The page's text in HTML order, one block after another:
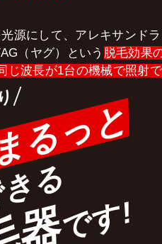
源にして、アレキサンドラ
（ヤグ）という 脱毛効果
じ波長が1台の機械で照射で
るっと
るです!